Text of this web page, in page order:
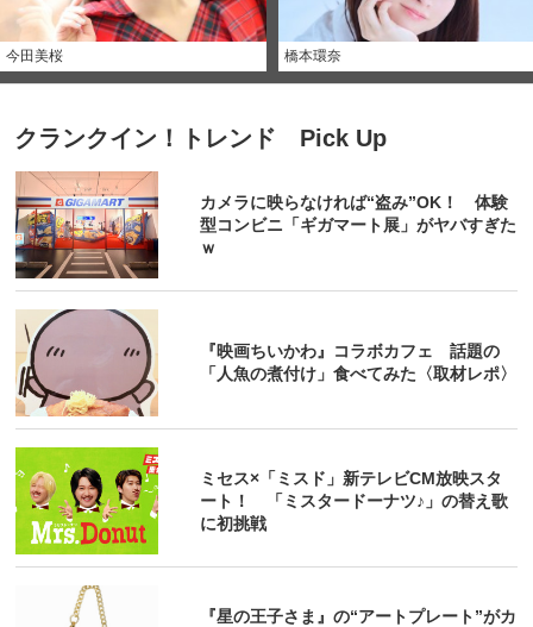
今田美桜 橋本環奈
クランクイン！トレンド Pick Up
カメラに映らなければ“盗み”OK！ 体験
型コンビニ「ギガマート展」がヤバすぎた
ｗ
『映画ちいかわ』コラボカフェ 話題の
「人魚の煮付け」食べてみた〈取材レポ〉
ミセス×「ミスド」新テレビCM放映スタ
ート！ 「ミスタードーナツ♪」の替え歌
に初挑戦
『星の王子さま』の“アートプレート”がカ